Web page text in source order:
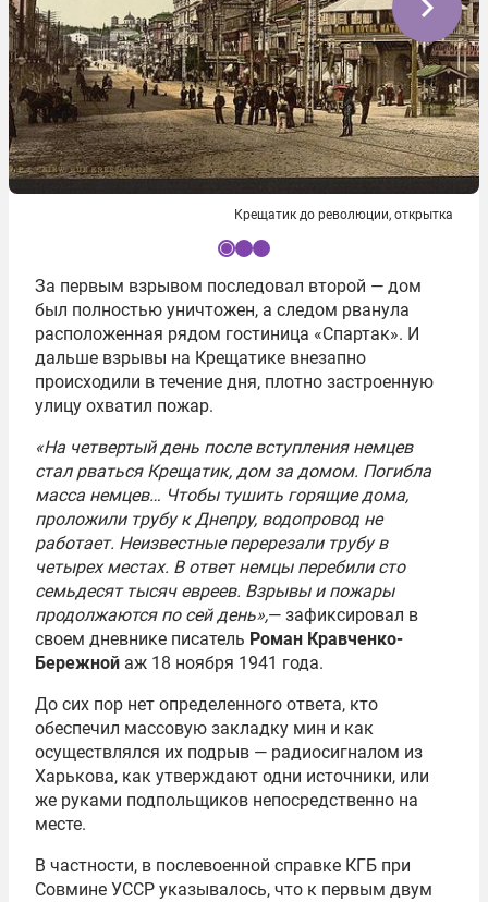
Крещатик до революции, открытка
За первым взрывом последовал второй — дом
был полностью уничтожен, а следом рванула
расположенная рядом гостиница «Спартак». И
дальше взрывы на Крещатике внезапно
происходили в течение дня, плотно застроенную
улицу охватил пожар.
«На четвертый день после вступления немцев
стал рваться Крещатик, дом за домом. Погибла
масса немцев… Чтобы тушить горящие дома,
проложили трубу к Днепру, водопровод не
работает. Неизвестные перерезали трубу в
четырех местах. В ответ немцы перебили сто
семьдесят тысяч евреев. Взрывы и пожары
продолжаются по сей день»,— зафиксировал в
своем дневнике писатель Роман Кравченко-
Бережной аж 18 ноября 1941 года.
До сих пор нет определенного ответа, кто
обеспечил массовую закладку мин и как
осуществлялся их подрыв — радиосигналом из
Харькова, как утверждают одни источники, или
же руками подпольщиков непосредственно на
месте.
В частности, в послевоенной справке КГБ при
Совмине УССР указывалось, что к первым двум